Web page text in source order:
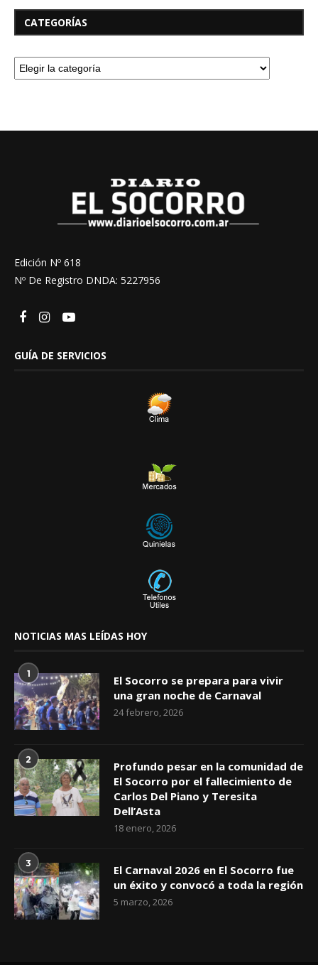
CATEGORÍAS
Edición Nº 618
Nº De Registro DNDA: 5227956
GUÍA DE SERVICIOS
NOTICIAS MAS LEÍDAS HOY
1
El Socorro se prepara para vivir
una gran noche de Carnaval
24 febrero, 2026
2
Profundo pesar en la comunidad de
El Socorro por el fallecimiento de
Carlos Del Piano y Teresita
Dell’Asta
18 enero, 2026
3
El Carnaval 2026 en El Socorro fue
un éxito y convocó a toda la región
5 marzo, 2026